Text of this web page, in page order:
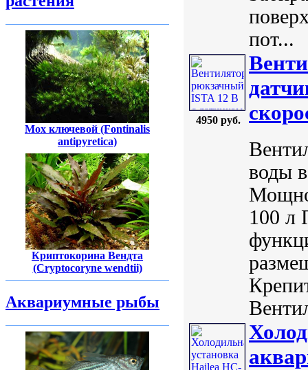
Мох ключевой (Fontinalis
antipyretica)
Криптокорина Вендта
(Cryptocoryne wendtii)
Аквариумные рыбы
пот...
4950 руб.
воды
100 л